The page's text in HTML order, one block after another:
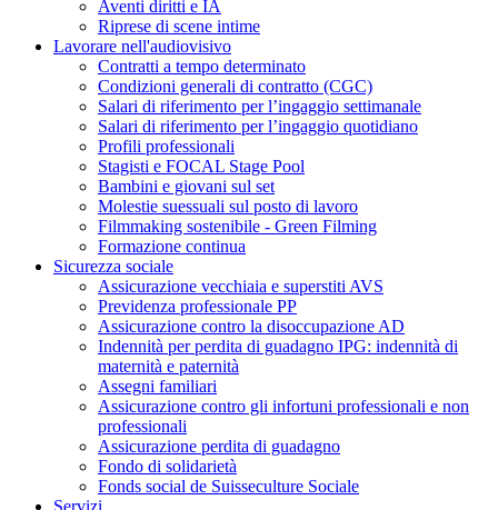
Aventi diritti e IA
Riprese di scene intime
Lavorare nell'audiovisivo
Contratti a tempo determinato
Condizioni generali di contratto (CGC)
Salari di riferimento per l’ingaggio settimanale
Salari di riferimento per l’ingaggio quotidiano
Profili professionali
Stagisti e FOCAL Stage Pool
Bambini e giovani sul set
Molestie suessuali sul posto di lavoro
Filmmaking sostenibile - Green Filming
Formazione continua
Sicurezza sociale
Assicurazione vecchiaia e superstiti AVS
Previdenza professionale PP
Assicurazione contro la disoccupazione AD
Indennità per perdita di guadagno IPG: indennità di
maternità e paternità
Assegni familiari
Assicurazione contro gli infortuni professionali e non
professionali
Assicurazione perdita di guadagno
Fondo di solidarietà
Fonds social de Suisseculture Sociale
Servizi